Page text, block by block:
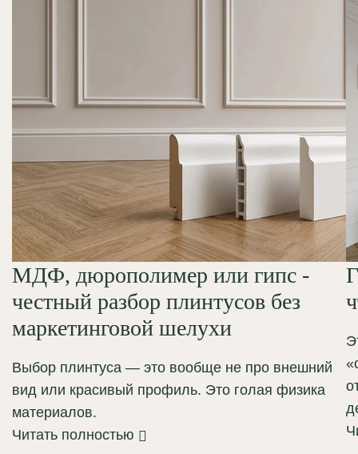
МДФ, дюрополимер или гипс -
честный разбор плинтусов без
маркетинговой шелухи
Выбор плинтуса — это вообще не про внешний
вид или красивый профиль. Это голая физика
материалов.
Читать полностью